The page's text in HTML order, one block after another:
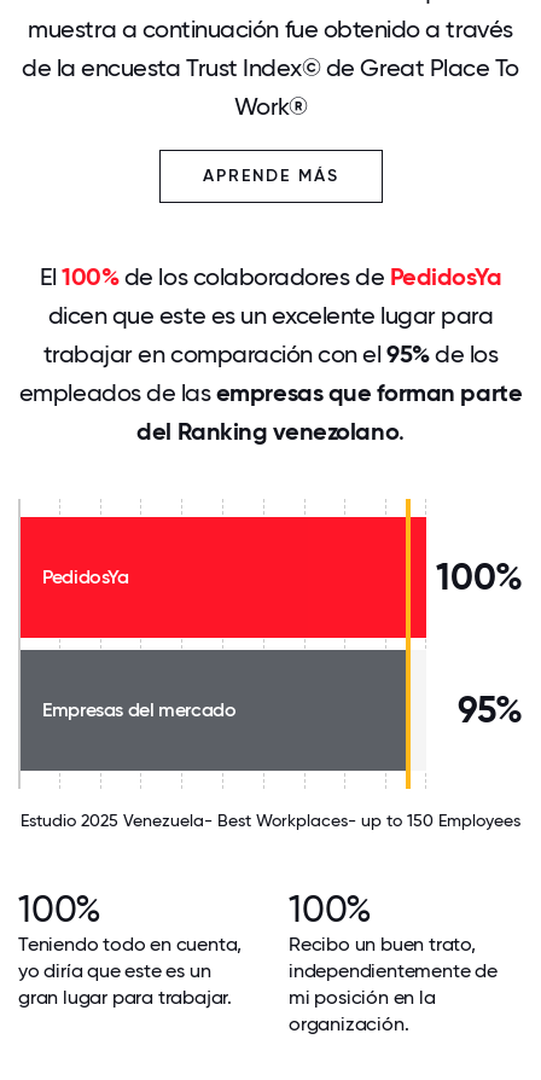
muestra a continuación fue obtenido a través
de la encuesta Trust Index© de Great Place To
Work®
APRENDE MÁS
El100%de los colaboradores de PedidosYa
dicen que este es un excelente lugar para
trabajar en comparación con el95%de los
empleados de lasempresas que forman parte
del Ranking venezolano.
PedidosYa 100%
Empresas del mercado 95%
Estudio 2025 Venezuela- Best Workplaces- up to 150 Employees
100%
Teniendo todo en cuenta,
yo diría que este es un
gran lugar para trabajar.
100%
Recibo un buen trato,
independientemente de
mi posición en la
organización.